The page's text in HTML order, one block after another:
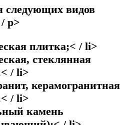
следующих видов
p>
плитка;< / li>
стеклянная
/ li>
керамогранитная
/ li>
камень